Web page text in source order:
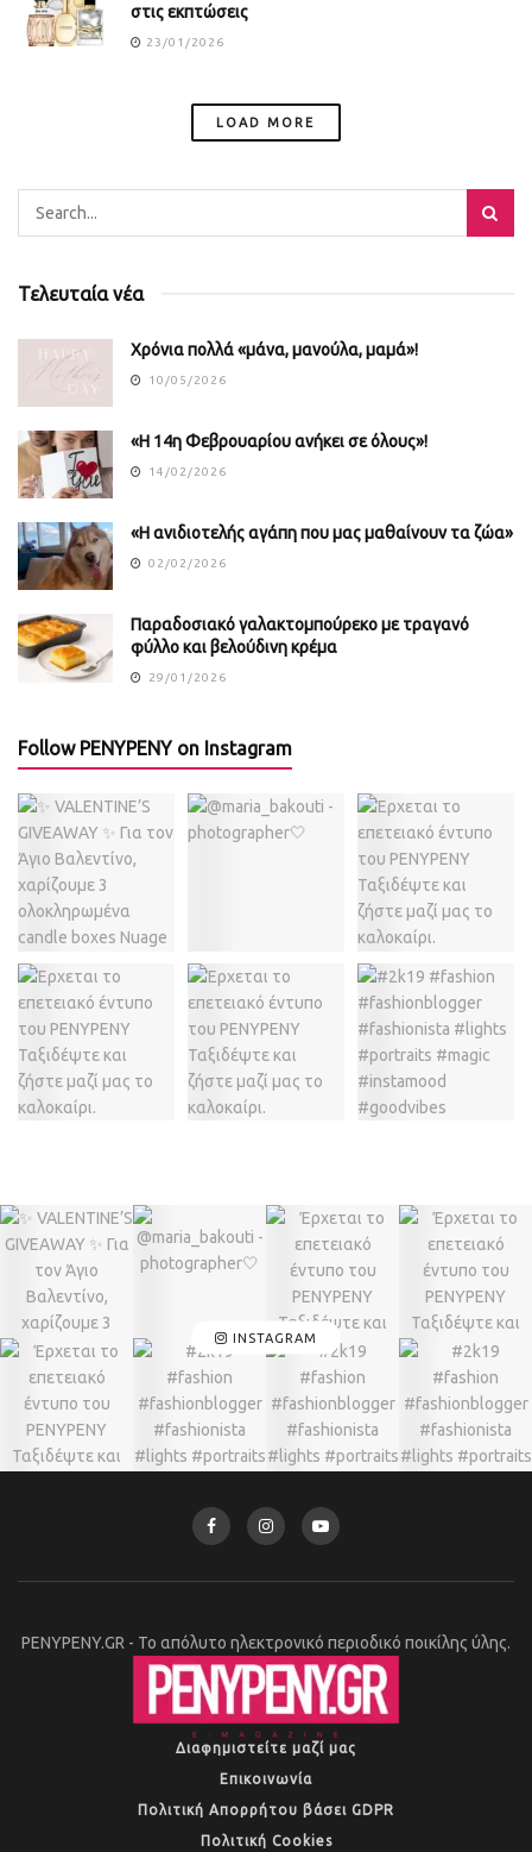
στις εκπτώσεις
23/01/2026
LOAD MORE
Τελευταία νέα
Χρόνια πολλά «μάνα, μανούλα, μαμά»!
10/05/2026
«Η 14η Φεβρουαρίου ανήκει σε όλους»!
14/02/2026
«Η ανιδιοτελής αγάπη που μας μαθαίνουν τα ζώα»
02/02/2026
Παραδοσιακό γαλακτομπούρεκο με τραγανό
φύλλο και βελούδινη κρέμα
29/01/2026
Follow PENYPENY on Instagram
INSTAGRAM
PENYPENY.GR - Το απόλυτο ηλεκτρονικό περιοδικό ποικίλης ύλης.
Διαφημιστείτε μαζί μας
Επικοινωνία
Πολιτική Απορρήτου βάσει GDPR
Πολιτική Cookies